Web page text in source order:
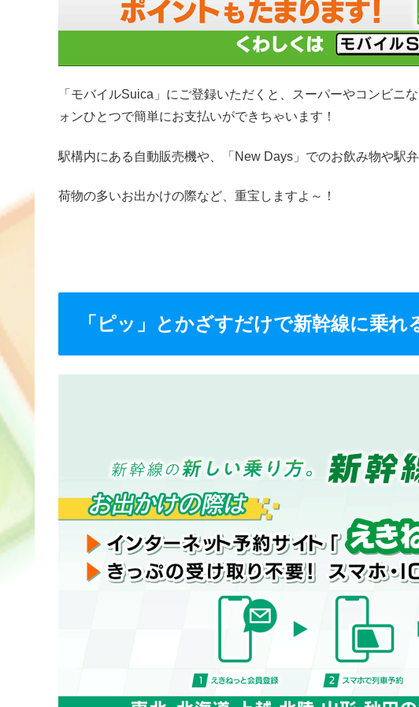
「モバイルSuica」にご登録いただくと、スーパーやコンビニ
ォンひとつで簡単にお支払いができちゃいます！
駅構内にある自動販売機や、「New Days」でのお飲み物や駅
荷物の多いお出かけの際など、重宝しますよ～！
「ピッ」とかざすだけで新幹線に乗れ